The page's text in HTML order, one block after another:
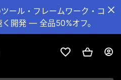
ール・フレームワーク・コ
開発 — 全品50%オフ。